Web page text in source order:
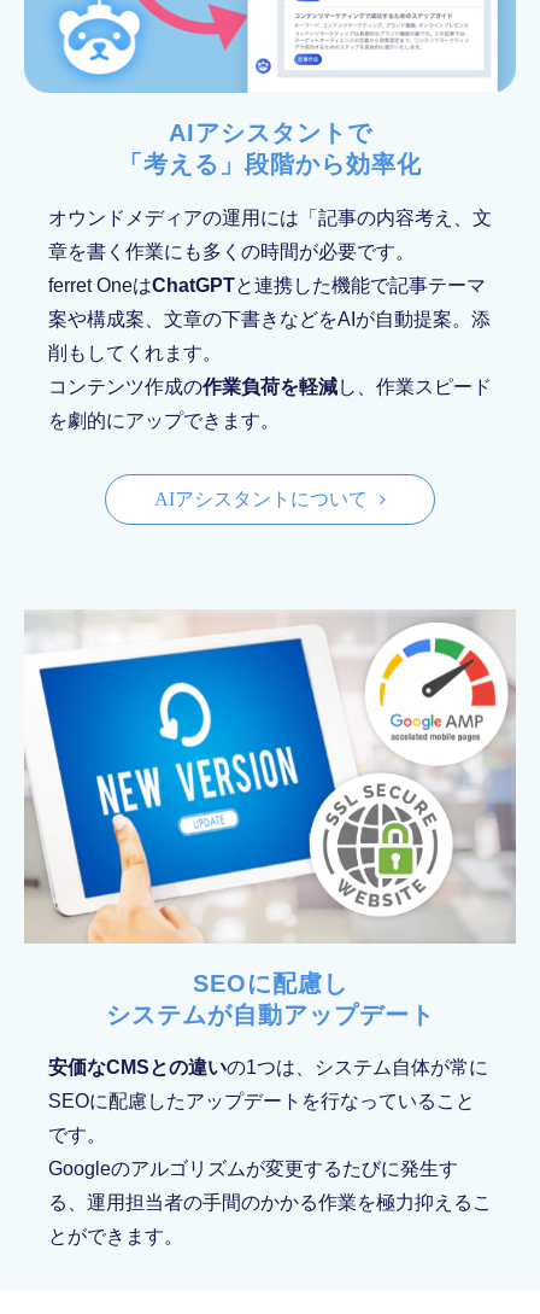
AIアシスタントで
「考える」段階から効率化
オウンドメディアの運用には「記事の内容考え、文
章を書く作業にも多くの時間が必要です。
ferret OneはChatGPTと連携した機能で記事テーマ
案や構成案、文章の下書きなどをAIが自動提案。添
削もしてくれます。
コンテンツ作成の作業負荷を軽減し、作業スピード
を劇的にアップできます。
AIアシスタントについて
SEOに配慮し
システムが自動アップデート
安価なCMSとの違いの1つは、システム自体が常に
SEOに配慮したアップデートを行なっていること
です。
Googleのアルゴリズムが変更するたびに発生す
る、運用担当者の手間のかかる作業を極力抑えるこ
とができます。